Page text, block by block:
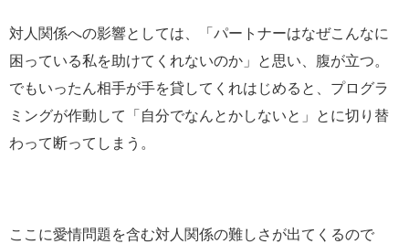
対人関係への影響としては、「パートナーはなぜこんなに
困っている私を助けてくれないのか」と思い、腹が立つ。
でもいったん相手が手を貸してくれはじめると、プログラ
ミングが作動して「自分でなんとかしないと」とに切り替
わって断ってしまう。
ここに愛情問題を含む対人関係の難しさが出てくるので